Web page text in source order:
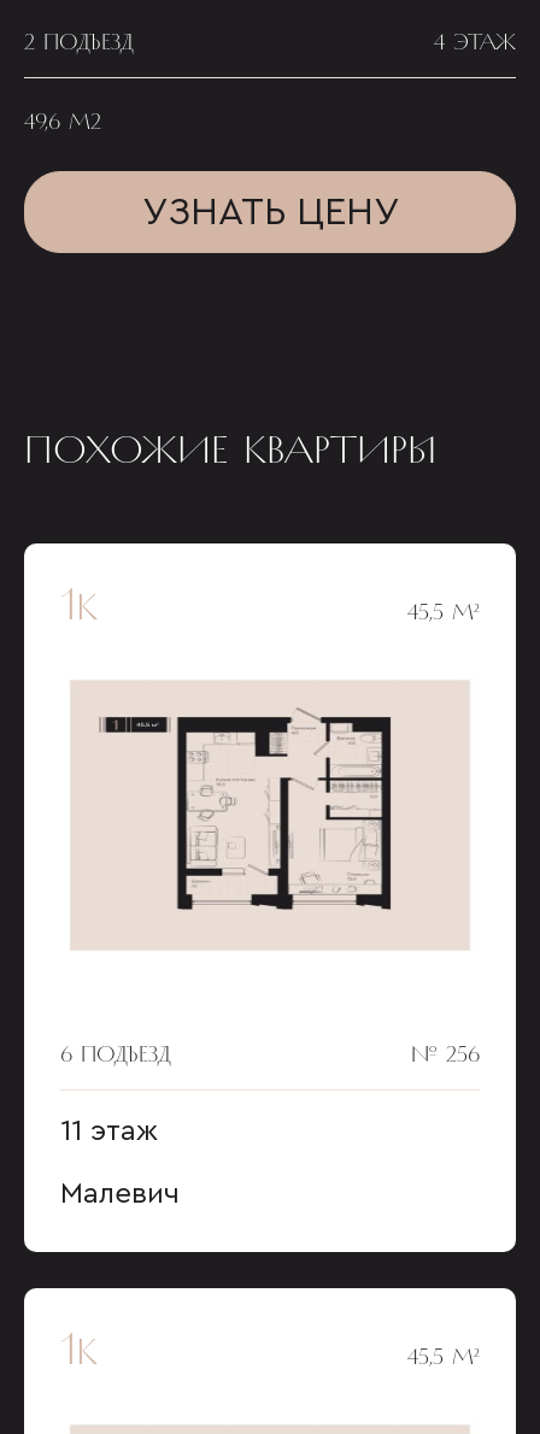
2 ПОДЪЕЗД 4 ЭТАЖ
49,6 М2
УЗНАТЬ ЦЕНУ
ПОХОЖИЕ КВАРТИРЫ
1к 45,5 М²
6 ПОДЪЕЗД № 256
11 этаж
Малевич
1к 45,5 М²